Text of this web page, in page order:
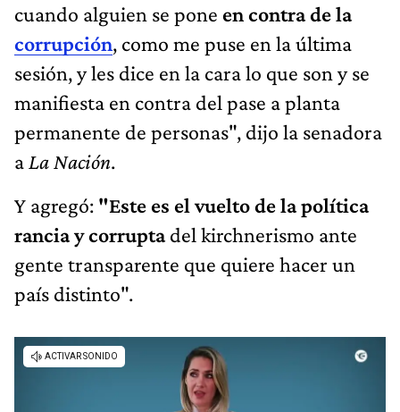
cuando alguien se pone en contra de la
corrupción, como me puse en la última
sesión, y les dice en la cara lo que son y se
manifiesta en contra del pase a planta
permanente de personas", dijo la senadora
a La Nación.
Y agregó: "Este es el vuelto de la política
rancia y corruptadel kirchnerismo ante
gente transparente que quiere hacer un
país distinto".